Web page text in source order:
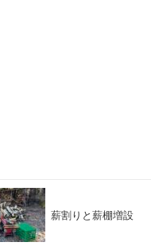
薪割りと薪棚増設